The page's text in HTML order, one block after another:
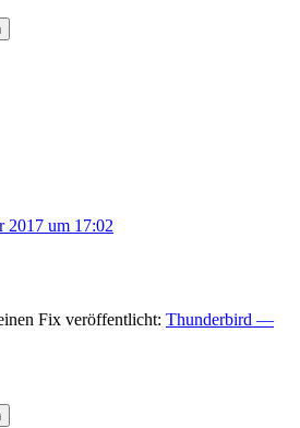
2017 um 17:02
Fix veröffentlicht: Thunderbird —